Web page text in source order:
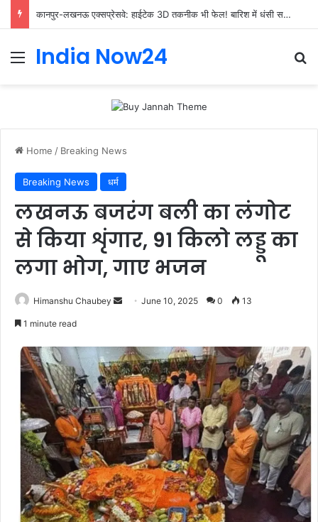
कानपुर-लखनऊ एक्सप्रेसवे: हाईटेक 3D तकनीक भी फेल! बारिश में धंसी सड़क ने उठाए निर्माण की गुणवत्ता पर सवाल
India Now24
Home / Breaking News
Breaking News धर्म
लखनऊ बजरंग बली का लंगोट
से किया शृंगार, 91 किलो लड्डू का
लगा भोग, गाए भजन
Himanshu Chaubey June 10, 2025 0 13
1 minute read